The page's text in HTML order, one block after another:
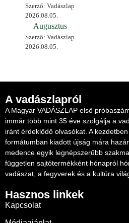
Szerző: Vadászlap
2026.08.05.
Augusztus
Szerző: Vadászlap
2026.08.05.
A vadászlapról
A Magyar VADÁSZLAP első
immár több mint 35 éve szolgálja a
iránt érdeklődő olvasókat. A
formátumban kiadott újság mára
medence egyik legnépszerűbb
független sajtótermékként hónapról
vadászat, a fegyverek és a kultúra
Hasznos linkek
Kapcsolat